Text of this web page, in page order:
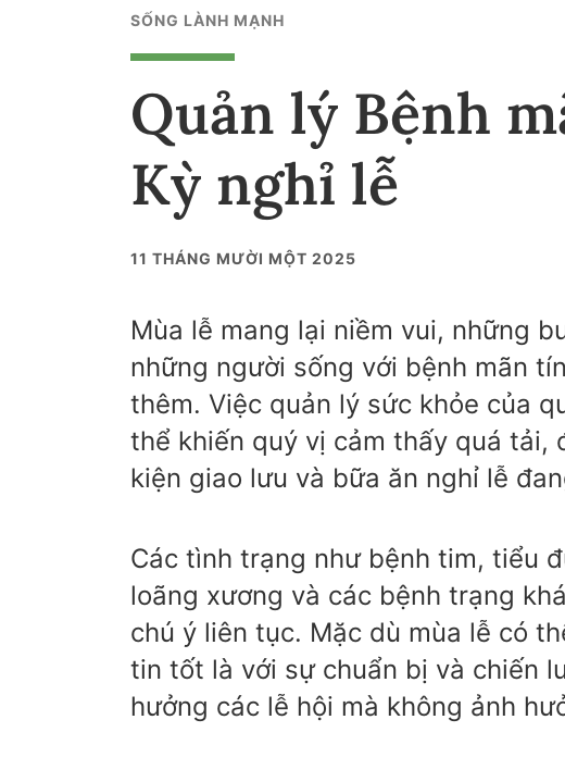
SỐNG LÀNH MẠNH
Quản lý Bệnh
Kỳ nghỉ lễ
11 THÁNG MƯỜI MỘT 2025
Mùa lễ mang lại niềm vui, những
những người sống với bệnh mãn
thêm. Việc quản lý sức khỏe của
thể khiến quý vị cảm thấy quá
kiện giao lưu và bữa ăn nghỉ lễ
Các tình trạng như bệnh tim, tiểu
loãng xương và các bệnh trạng
chú ý liên tục. Mặc dù mùa lễ có
tin tốt là với sự chuẩn bị và chiến
hưởng các lễ hội mà không ảnh